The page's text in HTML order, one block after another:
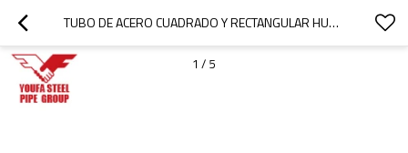
TUBO DE ACERO CUADRADO Y RECTANGULAR HUECO GALVANIZADO EN CALIENTE 200-400
1 / 5